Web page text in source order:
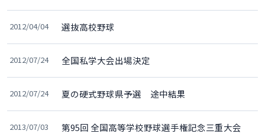
2012/04/04 選抜高校野球
2012/07/24 全国私学大会出場決定
2012/07/24 夏の硬式野球県予選 途中結果
2013/07/03 第95回 全国高等学校野球選手権記念三重大会